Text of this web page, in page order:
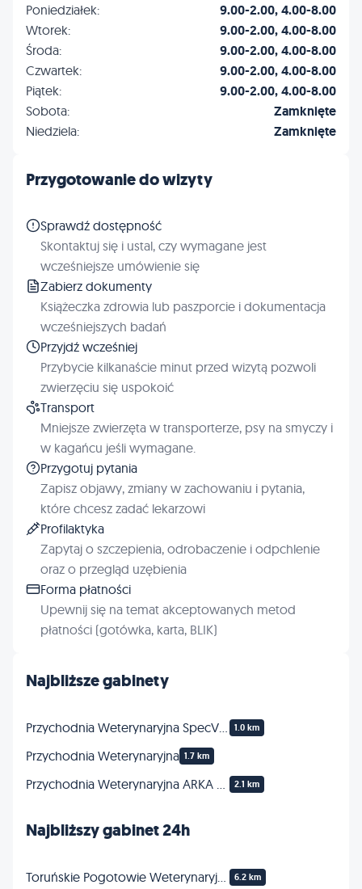
Najbliższe gabinety
1.0 km
Przychodnia Weterynaryjna 1.7 km
2.1 km
Najbliższy gabinet 24h
6.2 km
Poniedziałek: 9.00-2.00, 4.00-8.00
Wtorek: 9.00-2.00, 4.00-8.00
Środa: 9.00-2.00, 4.00-8.00
Czwartek: 9.00-2.00, 4.00-8.00
Piątek: 9.00-2.00, 4.00-8.00
Sobota: Zamknięte
Niedziela: Zamknięte
Przygotowanie do wizyty
Sprawdź dostępność
Skontaktuj się i ustal, czy wymagane jest
wcześniejsze umówienie się
Zabierz dokumenty
Książeczka zdrowia lub paszporcie i dokumentacja
wcześniejszych badań
Przyjdź wcześniej
Przybycie kilkanaście minut przed wizytą pozwoli
zwierzęciu się uspokoić
Transport
Mniejsze zwierzęta w transporterze, psy na smyczy i
w kagańcu jeśli wymagane.
Przygotuj pytania
Zapisz objawy, zmiany w zachowaniu i pytania,
które chcesz zadać lekarzowi
Profilaktyka
Zapytaj o szczepienia, odrobaczenie i odpchlenie
oraz o przegląd uzębienia
Forma płatności
Upewnij się na temat akceptowanych metod
płatności (gotówka, karta, BLIK)